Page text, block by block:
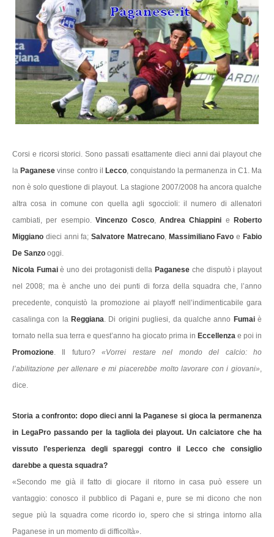
Corsi e ricorsi storici. Sono passati esattamente dieci anni dai playout che
la Paganese vinse contro il Lecco, conquistando la permanenza in C1. Ma
non è solo questione di playout. La stagione 2007/2008 ha ancora qualche
altra cosa in comune con quella agli sgoccioli: il numero di allenatori
cambiati, per esempio.Vincenzo Cosco,Andrea Chiappini e
Roberto
Miggiano dieci anni fa;Salvatore Matrecano, Massimiliano Favoe Fabio
De Sanzo oggi.
Nicola Fumaiè uno dei protagonisti della Paganese che disputò i playout
nel 2008; ma è anche uno dei punti di forza della squadra che, l’anno
precedente, conquistò la promozione ai playoff nell’indimenticabile gara
casalinga con la Reggiana. Di origini pugliesi, da qualche anno Fumaiè
tornato nella sua terra e quest’anno ha giocato prima in Eccellenza e poi in
Promozione. Il futuro?«Vorrei restare nel mondo del calcio: ho
l’abilitazione per allenare e mi piacerebbe molto lavorare con i giovani»,
dice.
Storia a confronto: dopo dieci anni la Paganese si gioca la permanenza
in LegaPro passando per la tagliola dei playout. Un calciatore che ha
vissuto l’esperienza degli spareggi contro il Lecco che consiglio
darebbe a questa squadra?
«Secondo me già il fatto di giocare il ritorno in casa può essere un
vantaggio: conosco il pubblico di Pagani e, pure se mi dicono che non
segue più la squadra come ricordo io, spero che si stringa intorno alla
Paganese in un momento di difficoltà».